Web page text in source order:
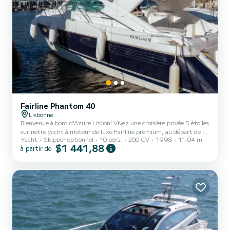
Fairline Phantom 40
Lisbonne
Bienvenue à bord d'Azure Lisbon! Vivez une croisière privée 5 étoiles
sur notre yacht à moteur de luxe Fairline premium, au départ de la
Marina Parque das Nações. Parfait pour les anniversaires
importants, les couchers de soleil romantiques, les rassemblements
Naviguez sur le vaste estuaire du Tage, passez sous le gigantesque
pont Vasco da Gama et admirez le panorama é...
Yacht Skipper optionnel 10 pers. 200 CV 1998 11.04 m
à partir de $1 441,88